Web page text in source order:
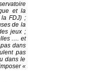
et la
la FDJ) ;
de la
jeux ;
…. et
dans
pas
dans le
«